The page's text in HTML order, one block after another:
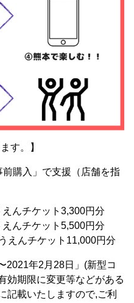
す。】
前購入」で支援（店舗を指
んチケット3,300円分
んチケット5,500円分
んチケット11,000円分
2021年2月28日」(新型コ
効期限に変更等などがある
記載いたしますので,ご利